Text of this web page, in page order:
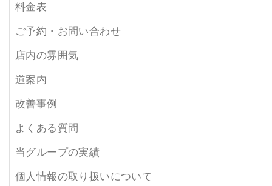
料金表
ご予約・お問い合わせ
店内の雰囲気
道案内
改善事例
よくある質問
当グループの実績
個人情報の取り扱いについて